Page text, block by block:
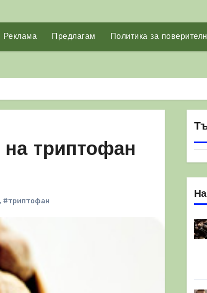
Реклама Предлагам Политика за
на триптофан
, #триптофан